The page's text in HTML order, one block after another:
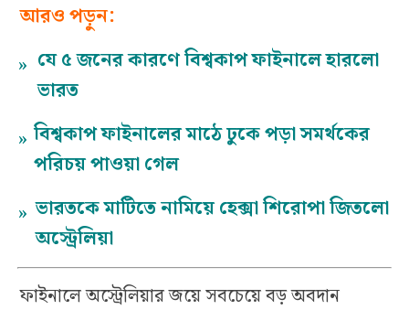
আরও পড়ুন:
» যে ৫ জনের কারণে বিশ্বকাপ ফাইনালে হারলো
ভারত
» বিশ্বকাপ ফাইনালের মাঠে ঢুকে পড়া সমর্থকের
পরিচয় পাওয়া গেল
» ভারতকে মাটিতে নামিয়ে হেক্সা শিরোপা জিতলো
অস্ট্রেলিয়া
ফাইনালে অস্ট্রেলিয়ার জয়ে সবচেয়ে বড় অবদান